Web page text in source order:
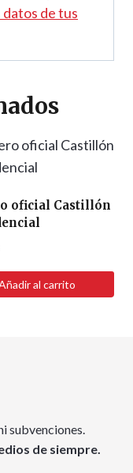
de tus
oficial Castillón
al carrito
subvenciones.
de siempre.